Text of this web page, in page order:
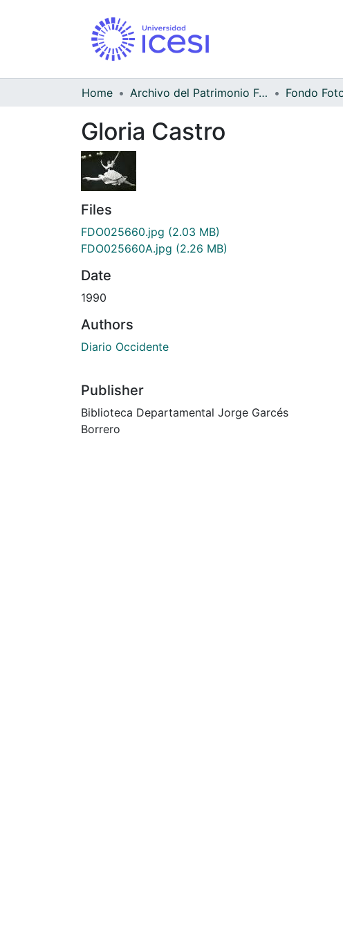
Home Archivo del Patrimonio Fotográfico y Fílmico del Valle del Cauca
Gloria Castro
Files
FDO025660.jpg (2.03 MB)
FDO025660A.jpg (2.26 MB)
Date
1990
Authors
Diario Occidente
Publisher
Biblioteca Departamental Jorge Garcés
Borrero